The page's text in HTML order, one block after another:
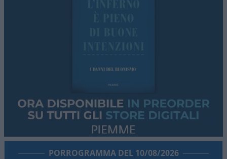
PORROGRAMMA DEL 10/08/2026